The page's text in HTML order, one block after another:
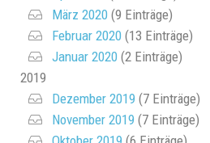
März 2020 (9 Einträge)
Februar 2020 (13 Einträge)
Januar 2020 (2 Einträge)
2019
Dezember 2019 (7 Einträge)
November 2019 (7 Einträge)